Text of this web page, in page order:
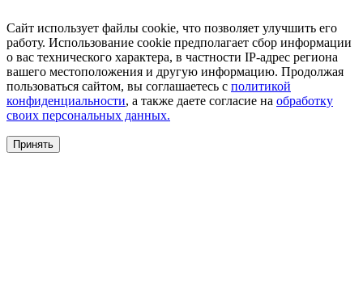
Сайт использует файлы cookie, что позволяет улучшить его
работу. Использование cookie предполагает сбор информации
о вас технического характера, в частности IP-адрес региона
вашего местоположения и другую информацию. Продолжая
пользоваться сайтом, вы соглашаетесь с политикой
конфиденциальности, а также даете согласие на обработку
своих персональных данных.
Принять